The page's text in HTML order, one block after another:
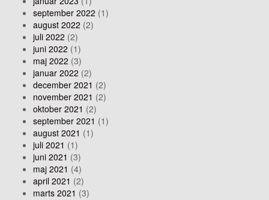
september 2022 (1)
august 2022 (2)
juli 2022 (2)
juni 2022 (1)
maj 2022 (3)
januar 2022 (2)
december 2021 (2)
november 2021 (2)
oktober 2021 (2)
september 2021 (1)
august 2021 (1)
juli 2021 (1)
juni 2021 (3)
maj 2021 (4)
april 2021 (2)
marts 2021 (3)